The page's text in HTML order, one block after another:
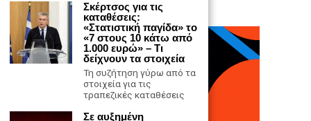
Σκέρτσος για τις
καταθέσεις:
«Στατιστική παγίδα» το
«7 στους 10 κάτω από
1.000 ευρώ» – Τι
δείχνουν τα στοιχεία
Τη συζήτηση γύρω από τα
στοιχεία για τις
τραπεζικές καταθέσεις
Σε αυξημένη